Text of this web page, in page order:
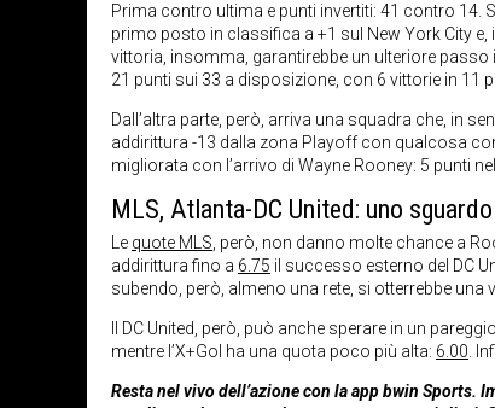
Prima contro ultima e punti invertiti: 41 contro 14.
primo posto in classifica a +1 sul New York City e,
vittoria, insomma, garantirebbe un ulteriore passo
21 punti sui 33 a disposizione, con 6 vittorie in 11
Dall’altra parte, però, arriva una squadra che, in
addirittura -13 dalla zona Playoff con qualcosa
migliorata con l’arrivo di Wayne Rooney: 5 punti
MLS, Atlanta-DC United: uno
Le quote MLS , però, non danno molte chance a
addirittura fino a 6.75 il successo esterno del DC
subendo, però, almeno una rete, si otterrebbe una
Il DC United, però, può anche sperare in un
mentre l’X+Gol ha una quota poco più alta: 6.00 .
Resta nel vivo dell’azione con la app bwin Sports.